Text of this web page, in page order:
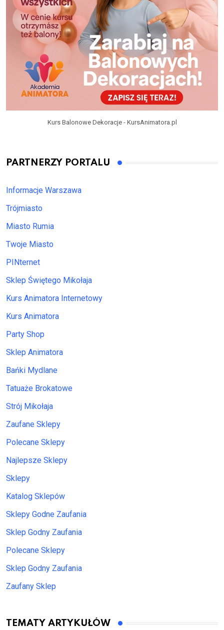
Kurs Balonowe Dekoracje - KursAnimatora.pl
PARTNERZY PORTALU
Informacje Warszawa
Trójmiasto
Miasto Rumia
Twoje Miasto
PINternet
Sklep Świętego Mikołaja
Kurs Animatora Internetowy
Kurs Animatora
Party Shop
Sklep Animatora
Bańki Mydlane
Tatuaże Brokatowe
Strój Mikołaja
Zaufane Sklepy
Polecane Sklepy
Najlepsze Sklepy
Sklepy
Katalog Sklepów
Sklepy Godne Zaufania
Sklep Godny Zaufania
Polecane Sklepy
Sklep Godny Zaufania
Zaufany Sklep
TEMATY ARTYKUŁÓW